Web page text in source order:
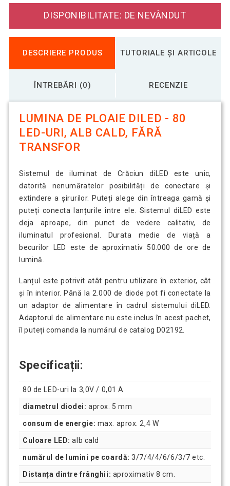
DISPONIBILITATE: DE NEVÂNDUT
DESCRIERE PRODUS TUTORIALE ȘI ARTICOLE
ÎNTREBĂRI (0) RECENZIE
LUMINA DE PLOAIE DILED - 80
LED-URI, ALB CALD, FĂRĂ
TRANSFOR
Sistemul de iluminat de Crăciun diLED este unic,
datorită nenumăratelor posibilități de conectare și
extindere a șirurilor. Puteți alege din întreaga gamă și
puteți conecta lanțurile între ele. Sistemul diLED este
deja aproape, din punct de vedere calitativ, de
iluminatul profesional. Durata medie de viață a
becurilor LED este de aproximativ 50.000 de ore de
lumină.
Lanțul este potrivit atât pentru utilizare în exterior, cât
și în interior. Până la 2.000 de diode pot fi conectate la
un adaptor de alimentare în cadrul sistemului diLED.
Adaptorul de alimentare nu este inclus în acest pachet,
îl puteți comanda la numărul de catalog D02192.
Specificații:
80 de LED-uri la 3,0V / 0,01 A
diametrul diodei: aprox. 5 mm
consum de energie: max. aprox. 2,4 W
Culoare LED: alb cald
numărul de lumini pe coardă: 3/7/4/4/6/6/3/7 etc.
Distanța dintre frânghii: aproximativ 8 cm.